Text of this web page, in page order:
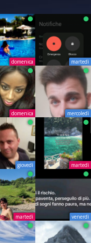
domenica martedì
domenica mercoledì
giovedì martedì
martedì venerdì